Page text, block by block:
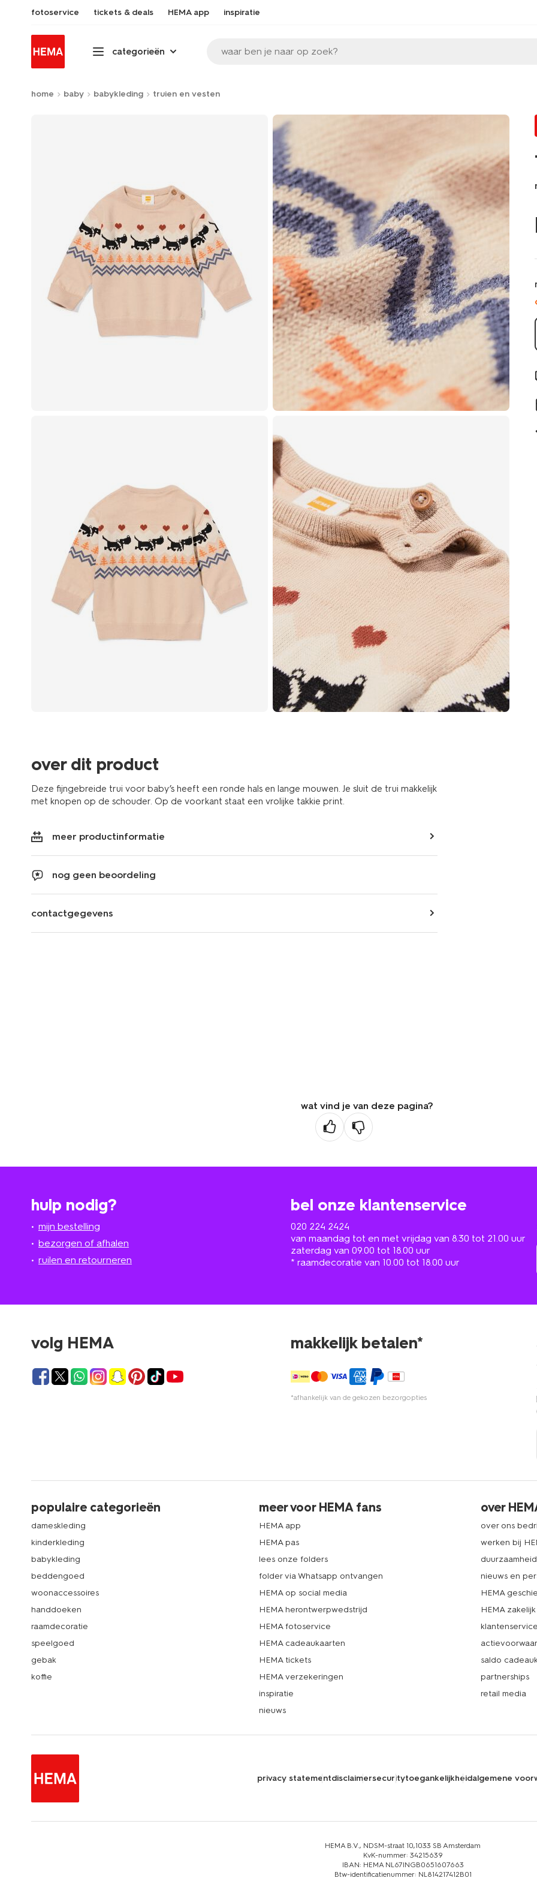
fotoservice tickets & deals HEMA app inspiratie
categorieën waar ben je naar op zoek?
home baby babykleding truien en vesten
over dit product
Deze fijngebreide trui voor baby’s heeft een ronde hals en lange mouwen. Je sluit de trui makkelijk
met knopen op de schouder. Op de voorkant staat een vrolijke takkie print.
meer productinformatie
nog geen beoordeling
contactgegevens
wat vind je van deze pagina?
hulp nodig?
mijn bestelling
bezorgen of afhalen
ruilen en retourneren
bel onze klantenservice
020 224 2424
van maandag tot en met vrijdag van 8.30 tot 21.00 uur
zaterdag van 09.00 tot 18.00 uur
* raamdecoratie van 10.00 tot 18.00 uur
volg HEMA makkelijk betalen*
*afhankelijk van de gekozen bezorgopties
populaire categorieën
dameskleding
kinderkleding
babykleding
beddengoed
woonaccessoires
handdoeken
raamdecoratie
speelgoed
gebak
koffie
meer voor HEMA fans
HEMA app
HEMA pas
lees onze folders
folder via Whatsapp ontvangen
HEMA op social media
HEMA herontwerpwedstrijd
HEMA fotoservice
HEMA cadeaukaarten
HEMA tickets
HEMA verzekeringen
inspiratie
nieuws
over
over ons
werken bij
duurzaamheid
nieuws en
HEMA
HEMA zakelijk
klantenservice
saldo
partnerships
retail media
privacy statementdisclaimersecuritytoegankelijkheidalgemene
HEMA B.V., NDSM-straat 10,1033 SB Amsterdam
KvK-nummer: 34215639
IBAN: HEMA NL67INGB0651607663
Btw-identificatienummer: NL814217412B01